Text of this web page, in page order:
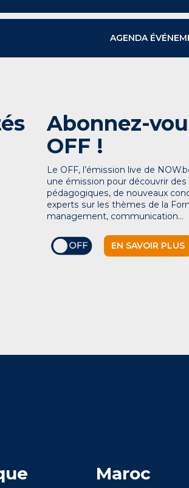
AGENDA
Abonnez-
OFF !
Le OFF, l’émission live de
une émission pour découvrir des
pédagogiques, de nouveaux
experts sur les thèmes de la
management, communication…
EN SAVOIR PLUS
Maroc